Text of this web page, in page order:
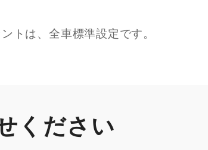
トは、全車標準設定です。
ください